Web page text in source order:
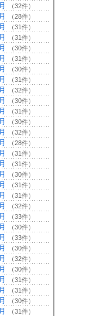
（32件）
（28件）
（31件）
（31件）
（30件）
（31件）
（30件）
（31件）
（32件）
（30件）
（31件）
（30件）
（32件）
（28件）
（31件）
（31件）
（30件）
（31件）
（31件）
（32件）
（33件）
（30件）
（33件）
（30件）
（32件）
（30件）
（31件）
（31件）
（30件）
（31件）